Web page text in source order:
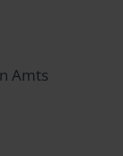
Amts